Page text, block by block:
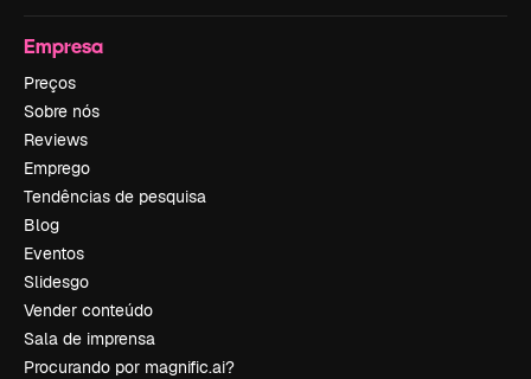
Empresa
Preços
Sobre nós
Reviews
Emprego
Tendências de pesquisa
Blog
Eventos
Slidesgo
Vender conteúdo
Sala de imprensa
Procurando por magnific.ai?